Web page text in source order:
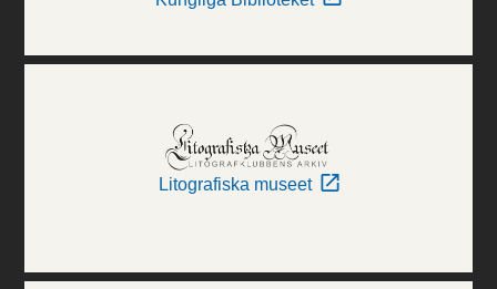
Litografiska museet